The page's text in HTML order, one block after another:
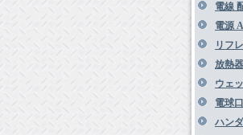
電線
電源
リフ
放熱
ウェ
電球
ハン